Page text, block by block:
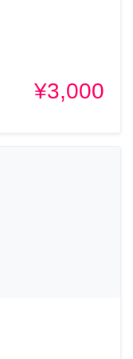
¥3,000